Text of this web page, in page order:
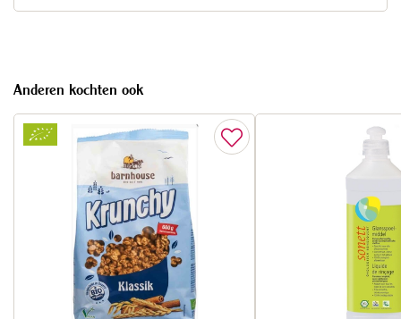
Anderen kochten ook